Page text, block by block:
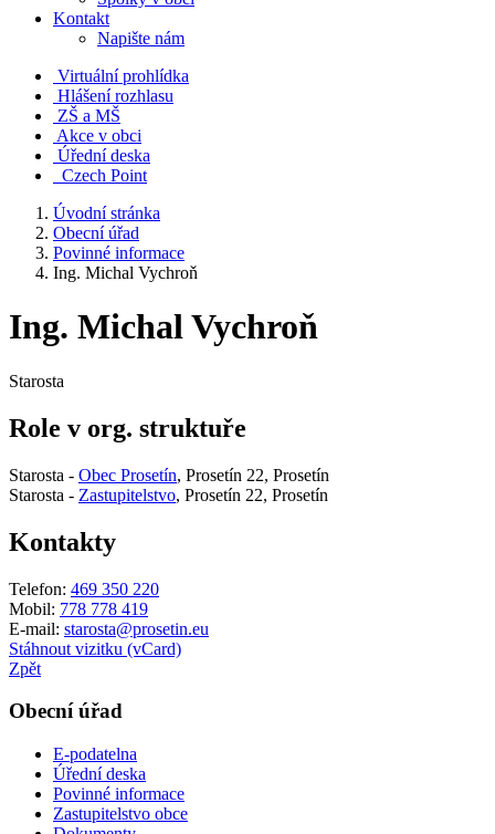
Kontakt
Napište nám
Virtuální prohlídka
Hlášení rozhlasu
ZŠ a MŠ
Akce v obci
Úřední deska
Czech Point
Úvodní stránka
Obecní úřad
Povinné informace
Ing. Michal Vychroň
Ing. Michal Vychroň
Starosta
Role v org. struktuře
Starosta - Obec Prosetín, Prosetín 22, Prosetín
Starosta - Zastupitelstvo, Prosetín 22, Prosetín
Kontakty
Telefon: 469 350 220
Mobil: 778 778 419
E-mail: starosta@prosetin.eu
Stáhnout vizitku (vCard)
Zpět
Obecní úřad
E-podatelna
Úřední deska
Povinné informace
Zastupitelstvo obce